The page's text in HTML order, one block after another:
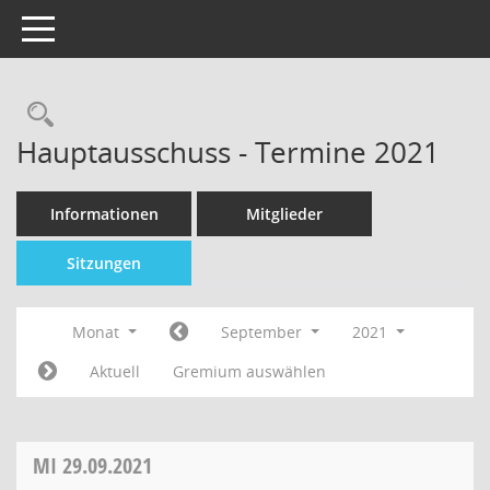
Toggle navigation
Hauptausschuss - Termine 2021
Informationen Mitglieder
Sitzungen
Monat September
2021
Aktuell
Gremium auswählen
MI 29.09.2021